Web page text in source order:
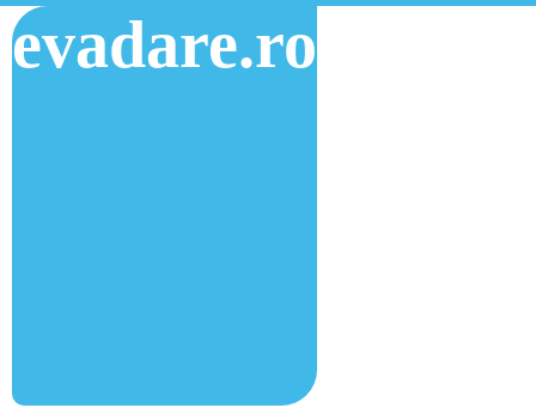
evadare.ro